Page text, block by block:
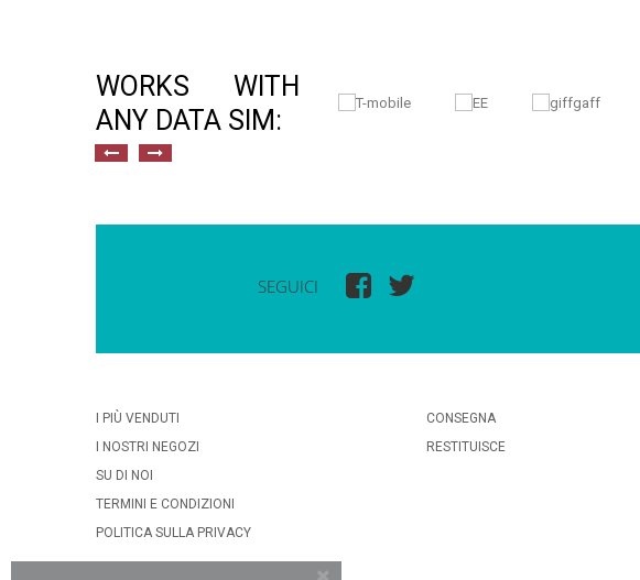
WORKS WITH
ANY DATA SIM:
SEGUICI
I PIÙ VENDUTI
I NOSTRI NEGOZI
SU DI NOI
TERMINI E CONDIZIONI
POLITICA SULLA PRIVACY
CONSEGNA
RESTITUISCE